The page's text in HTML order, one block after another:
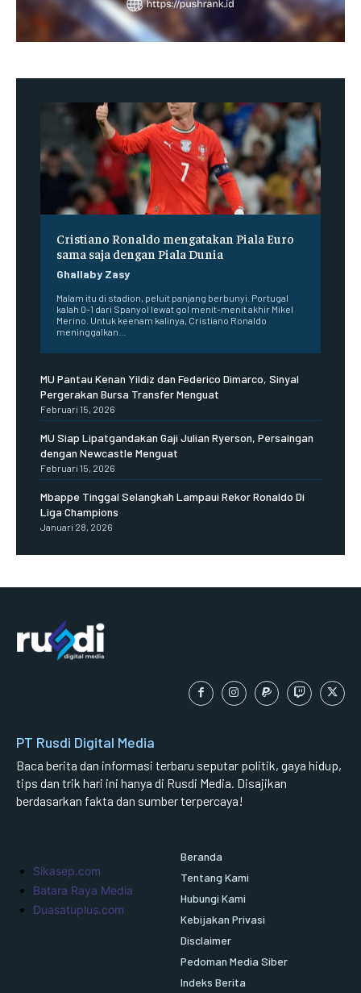
Cristiano Ronaldo mengatakan Piala Euro
sama saja dengan Piala Dunia
Ghallaby Zasy
Malam itu di stadion, peluit panjang berbunyi. Portugal
kalah 0-1 dari Spanyol lewat gol menit-menit akhir Mikel
Merino. Untuk keenam kalinya, Cristiano Ronaldo
meninggalkan...
MU Pantau Kenan Yildiz dan Federico Dimarco, Sinyal
Pergerakan Bursa Transfer Menguat
Februari 15, 2026
MU Siap Lipatgandakan Gaji Julian Ryerson, Persaingan
dengan Newcastle Menguat
Februari 15, 2026
Mbappe Tinggal Selangkah Lampaui Rekor Ronaldo Di
Liga Champions
Januari 28, 2026
PT Rusdi Digital Media
Baca berita dan informasi terbaru seputar politik, gaya hidup,
tips dan trik hari ini hanya di Rusdi Media. Disajikan
berdasarkan fakta dan sumber terpercaya!
Sikasep.com
Batara Raya Media
Duasatuplus.com
Beranda
Tentang Kami
Hubungi Kami
Kebijakan Privasi
Disclaimer
Pedoman Media Siber
Indeks Berita